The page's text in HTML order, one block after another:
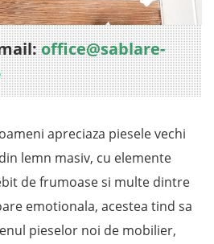
office@sablare-
apreciaza piesele vechi
lemn masiv, cu elemente
de frumoase si multe dintre
emotionala, acestea tind sa
pieselor noi de mobilier,